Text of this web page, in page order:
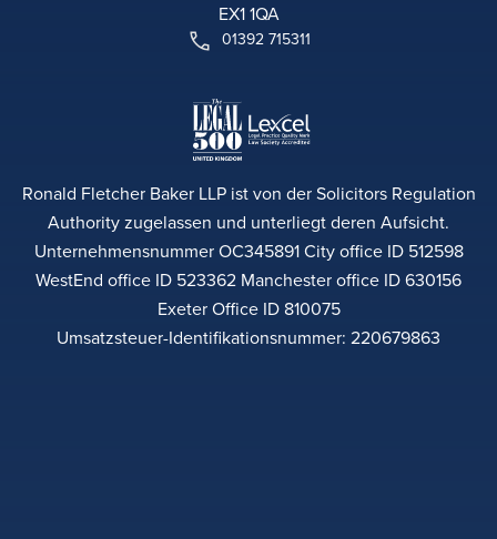
EX1 1QA
01392 715311
Ronald Fletcher Baker LLP ist von der Solicitors Regulation
Authority zugelassen und unterliegt deren Aufsicht.
Unternehmensnummer OC345891 City office ID 512598
WestEnd office ID 523362 Manchester office ID 630156
Exeter Office ID 810075
Umsatzsteuer-Identifikationsnummer: 220679863